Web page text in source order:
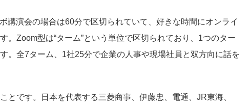
講演会の場合は60分で区切られていて、好きな時間にオンライ
。Zoom型は“ターム”という単位で区切られており、1つのター
。全7ターム、1社25分で企業の人事や現場社員と双方向に話を
とです。日本を代表する三菱商事、伊藤忠、電通、JR東海、